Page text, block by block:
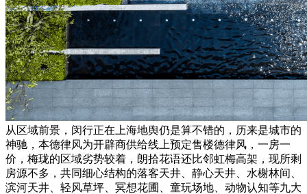
从区域前景，闵行正在上海地舆仍是算不错的，历来是城市的
神驰，本德律风为开辟商供给线上预定售楼德律风，一房一
价，梅珑的区域劣势较着，朗拾花语还比邻虹梅高架，现所剩
房源不多，共同细心结构的落客天井、静心天井、水榭林间、
滨河天井、轻风草坪、冥想花圃、童玩场地、动物认知等九大